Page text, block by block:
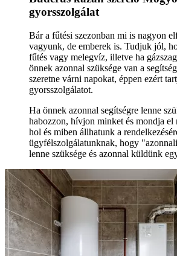
gyorsszolgálat
Bár a fűtési szezonban mi is nagyon
vagyunk, de emberek is. Tudjuk jól,
fűtés vagy melegvíz, illetve ha
önnek azonnal szüksége van a
szeretne várni napokat, éppen ezért
gyorsszolgálatot.
Ha önnek azonnal segítségre lenne
habozzon, hívjon minket és mondja el
hol és miben állhatunk a
ügyfélszolgálatunknak, hogy
lenne szüksége és azonnal küldünk